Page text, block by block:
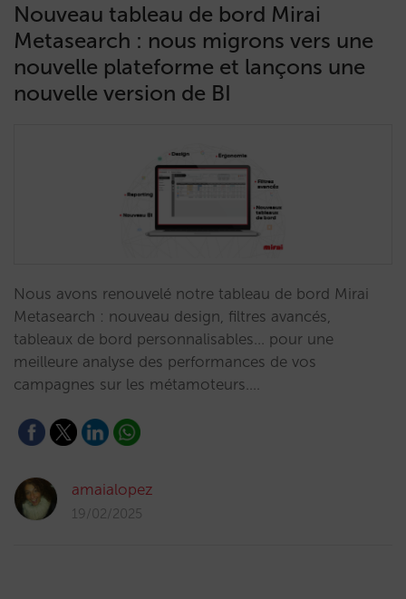
Nouveau tableau de bord Mirai
Metasearch : nous migrons vers une
nouvelle plateforme et lançons une
nouvelle version de BI
Nous avons renouvelé notre tableau de bord Mirai
Metasearch : nouveau design, filtres avancés,
tableaux de bord personnalisables... pour une
meilleure analyse des performances de vos
campagnes sur les métamoteurs.…
amaialopez
19/02/2025